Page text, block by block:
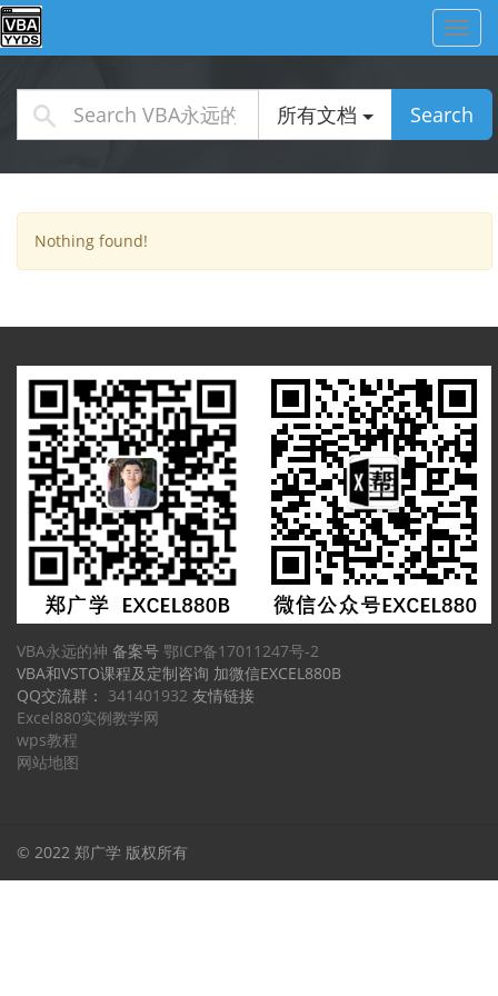
所有文档 Search
Nothing found!
VBA永远的神 备案号 鄂ICP备17011247号-2
VBA和VSTO课程及定制咨询 加微信EXCEL880B
QQ交流群： 341401932 友情链接
Excel880实例教学网
wps教程
网站地图
© 2022 郑广学 版权所有